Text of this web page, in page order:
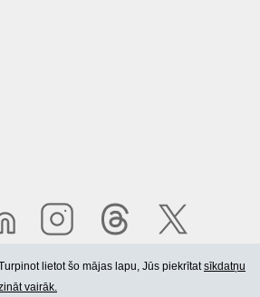
lietot šo mājas lapu, Jūs piekrītatsīkdatņu
vairāk.